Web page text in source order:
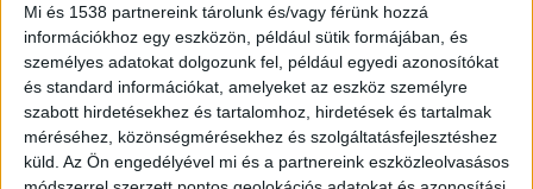
Mi és 1538 partnereink tárolunk és/vagy férünk hozzá
információkhoz egy eszközön, például sütik formájában, és
személyes adatokat dolgozunk fel, például egyedi azonosítókat
és standard információkat, amelyeket az eszköz személyre
szabott hirdetésekhez és tartalomhoz, hirdetések és tartalmak
méréséhez, közönségmérésekhez és szolgáltatásfejlesztéshez
küld. Az Ön engedélyével mi és a partnereink eszközleolvasásos
Tűz a vasúti kocsin
A karácsonyi ünnepek előtt néhány nappal tett
feljelentést a MÁV Zrt., miután a Nagykanizsáról
Dombóvárra tartó vonat egyik kocsijának üléseit
valaki felgyújtotta.A Dombóvári